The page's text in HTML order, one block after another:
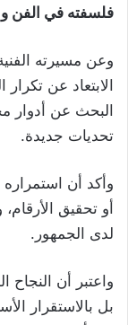
فلسفته في الفن
وعن مسيرته
الابتعاد عن
البحث عن أدوار
تحديات جديدة.
وأكد أن
أو تحقيق
لدى الجمهور.
واعتبر أن النجاح
بل بالاستقرار